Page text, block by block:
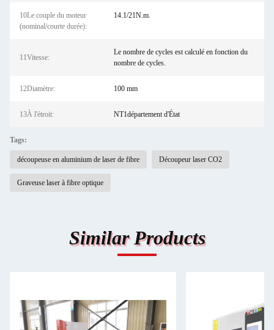
10Le couple du moteur
(nominal/courte durée):
14.1/21N.m.
11Vitesse:
Le nombre de cycles est calculé en fonction du
nombre de cycles.
12Diamètre: 100 mm
13À l'étroit: NT1département d'État
Tags:
découpeuse en aluminium de laser de fibre Découpeur laser CO2
Graveuse laser à fibre optique
Similar Products